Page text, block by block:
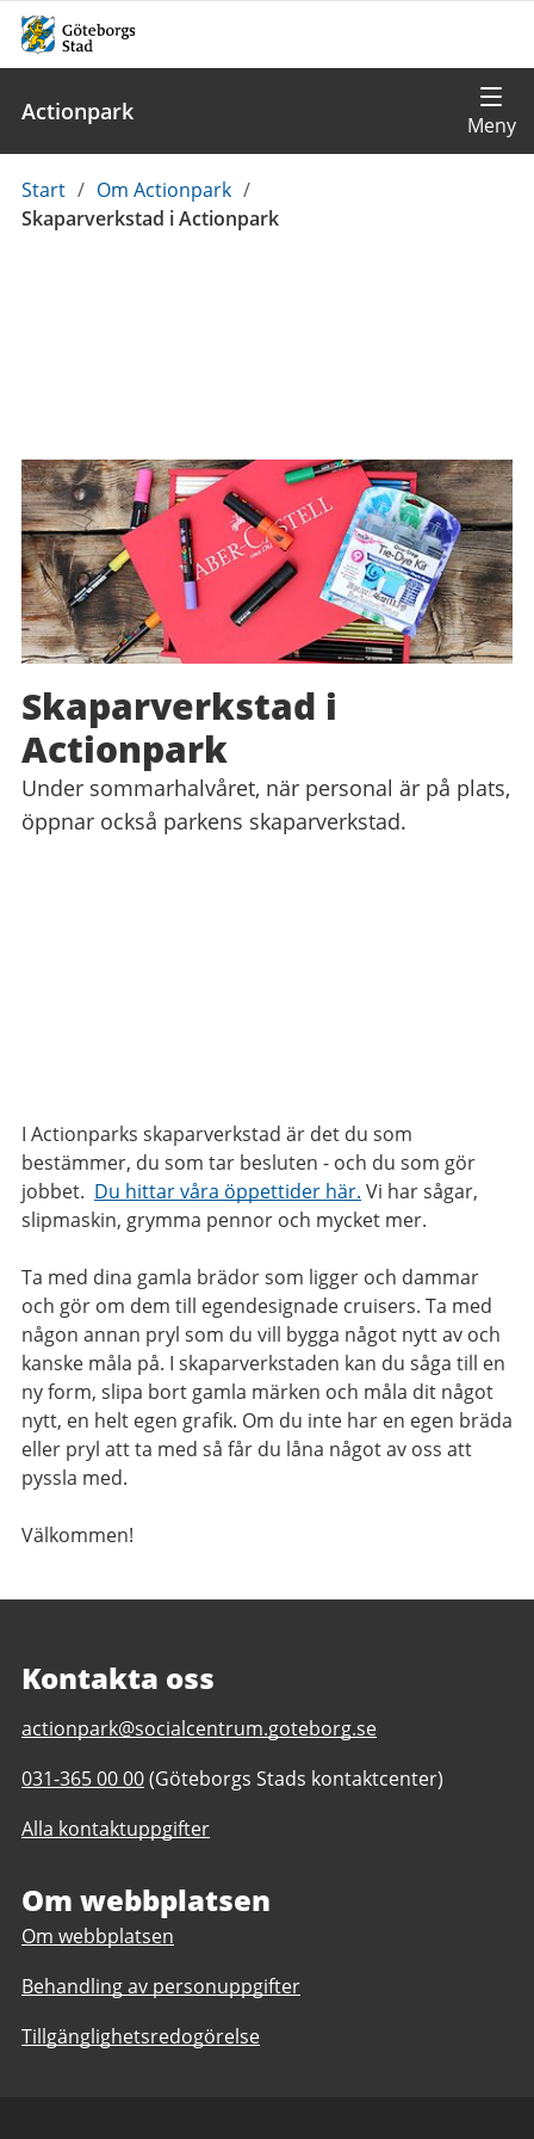
Actionpark
Du
är
Start / Om Actionpark /
Skaparverkstad i Actionpark
Skaparverkstad i
Actionpark
Under sommarhalvåret, när personal är på plats,
öppnar också parkens skaparverkstad.
I Actionparks skaparverkstad är det du som
bestämmer, du som tar besluten - och du som gör
jobbet. Du hittar våra öppettider här. Vi har sågar,
slipmaskin, grymma pennor och mycket mer.
Ta med dina gamla brädor som ligger och dammar
och gör om dem till egendesignade cruisers. Ta med
någon annan pryl som du vill bygga något nytt av och
kanske måla på. I skaparverkstaden kan du såga till en
ny form, slipa bort gamla märken och måla dit något
nytt, en helt egen grafik. Om du inte har en egen bräda
eller pryl att ta med så får du låna något av oss att
pyssla med.
Välkommen!
Kontakta oss
E-
till
Actionparken
(bemannad
actionpark@socialcentrum.goteborg.se
Telefonnummer
Actionparken
plats)
031-365 00 00(Göteborgs Stads kontaktcenter)
Alla kontaktuppgifter
Om webbplatsen
Om webbplatsen
Behandling av personuppgifter
Tillgänglighetsredogörelse